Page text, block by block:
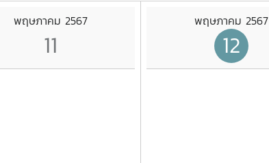
พฤษภาคม 2567
11
พฤษภาคม 2567
12